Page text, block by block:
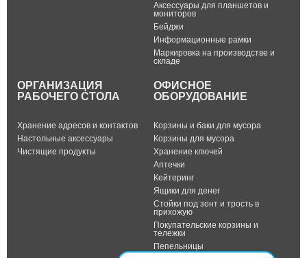
Аксессуары для планшетов и
мониторов
Бейджи
Информационные рамки
Маркировка на производстве и
складе
ОРГАНИЗАЦИЯ
РАБОЧЕГО СТОЛА
Хранение адресов и контактов
Настольные аксессуары
Чистящие продукты
ОФИСНОЕ
ОБОРУДОВАНИЕ
Корзины и баки для мусора
Корзины для мусора
Хранение ключей
Аптечки
Кейтеринг
Ящики для денег
Стойки под зонт и трость в
прихожую
Покупательские корзины и
тележки
Пепельницы